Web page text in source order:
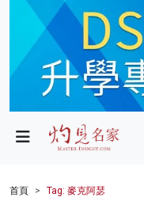
政局
財經
首頁 Tag: 麥克阿瑟